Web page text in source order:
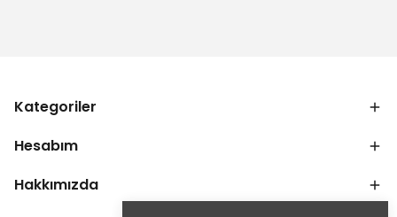
Kategoriler
Hesabım
Hakkımızda